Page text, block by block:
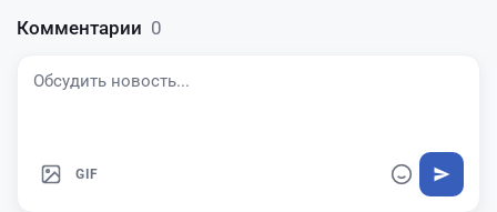
Комментарии 0
GIF